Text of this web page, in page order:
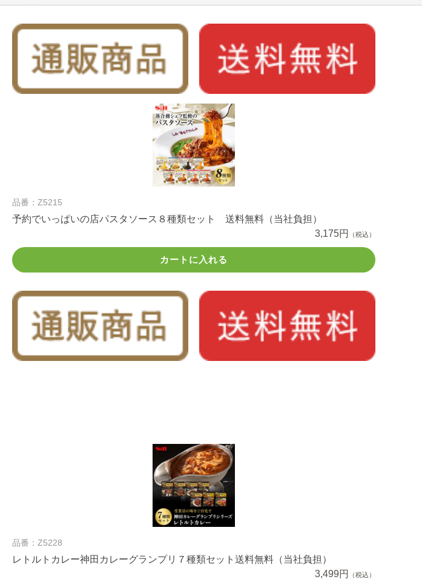
品番：Z5215
予約でいっぱいの店パスタソース８種類セット 送料無料（当社負担）
3,175円
（税込）
カートに入れる
品番：Z5228
レトルトカレー神田カレーグランプリ７種類セット送料無料（当社負担）
3,499円
（税込）